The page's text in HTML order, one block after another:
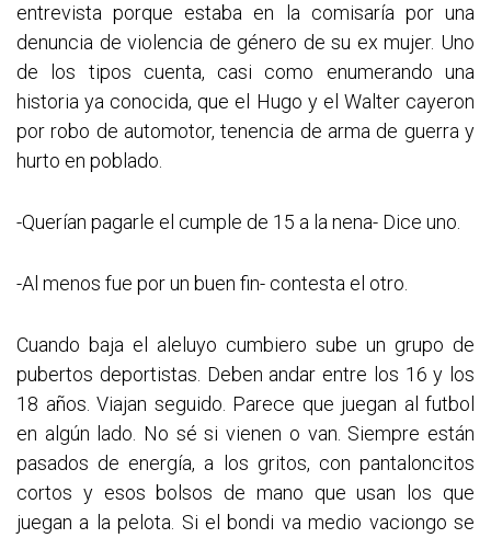
entrevista porque estaba en la comisaría por una
denuncia de violencia de género de su ex mujer. Uno
de los tipos cuenta, casi como enumerando una
historia ya conocida, que el Hugo y el Walter cayeron
por robo de automotor, tenencia de arma de guerra y
hurto en poblado.
-Querían pagarle el cumple de 15 a la nena- Dice uno.
-Al menos fue por un buen fin- contesta el otro.
Cuando baja el aleluyo cumbiero sube un grupo de
pubertos deportistas. Deben andar entre los 16 y los
18 años. Viajan seguido. Parece que juegan al futbol
en algún lado. No sé si vienen o van. Siempre están
pasados de energía, a los gritos, con pantaloncitos
cortos y esos bolsos de mano que usan los que
juegan a la pelota. Si el bondi va medio vaciongo se